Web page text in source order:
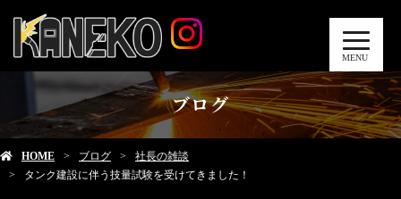
MENU
ブログ
HOME ブログ
社長の雑談
タンク建設に伴う技量試験を受けてきました！